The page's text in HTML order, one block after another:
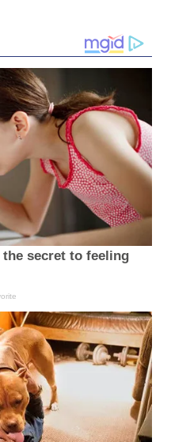
secret to feeling